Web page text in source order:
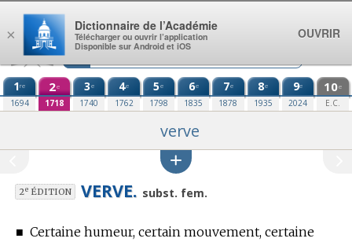
Aller au contenu
1re
1694
2e
1718
3e
1740
4e
1762
5e
1798
6e
1835
7e
1878
8e
1935
9e
2024
10e
E.C.
verve
2eÉDITION VERVE. subst. fem.
■ Certaine humeur, certain mouvement, certaine
×
Dictionnaire de l’Académie
Télécharger ou ouvrir l’application
Disponible sur Android et iOS
OUVRIR